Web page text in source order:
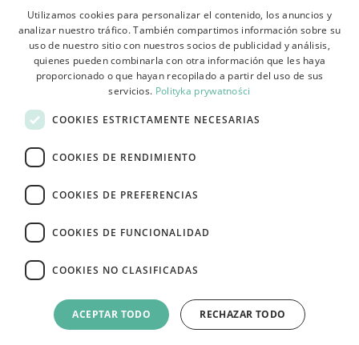
Términos y condiciones
Sobre la tienda
Devoluciones y reclamaciones
Pagos
Contacto
e-commerce platform by:
POLISH
BULGARIAN
HUNGARIAN
ENGLISH
Utilizamos cookies para personalizar el contenido, los anuncios y
analizar nuestro tráfico. También compartimos información sobre su
uso de nuestro sitio con nuestros socios de publicidad y análisis,
quienes pueden combinarla con otra información que les haya
proporcionado o que hayan recopilado a partir del uso de sus
servicios. Polityka prywatności
COOKIES ESTRICTAMENTE NECESARIAS
COOKIES DE RENDIMIENTO
COOKIES DE PREFERENCIAS
COOKIES DE FUNCIONALIDAD
COOKIES NO CLASIFICADAS
ACEPTAR TODO RECHAZAR TODO